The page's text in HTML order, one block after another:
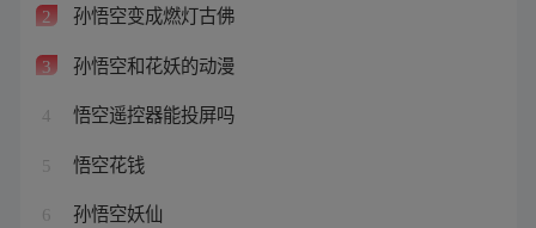
2 孙悟空变成燃灯古佛
3 孙悟空和花妖的动漫
4 悟空遥控器能投屏吗
5 悟空花钱
6 孙悟空妖仙